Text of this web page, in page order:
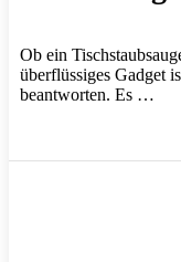
Ob ein
überflüssiges Gadget
beantworten. Es …